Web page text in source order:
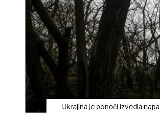
Ukrajina je ponoči izvedla